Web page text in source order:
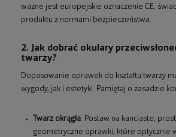
ważne jest europejskie oznaczenie CE,
produktu z normami bezpieczeństwa.
2. Jak dobrać okulary
twarzy?
Dopasowanie oprawek do kształtu twarzy
wygody, jak i estetyki. Pamiętaj o zasadzie
Twarz okrągła: Postaw na kanciaste,
geometryczne oprawki, które optycznie